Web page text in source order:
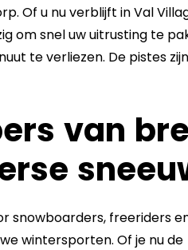
Of u nu verblijft in Val
om snel uw uitrusting te
te verliezen. De pistes
van
snowboarders, freeriders
wintersporten. Of je nu de